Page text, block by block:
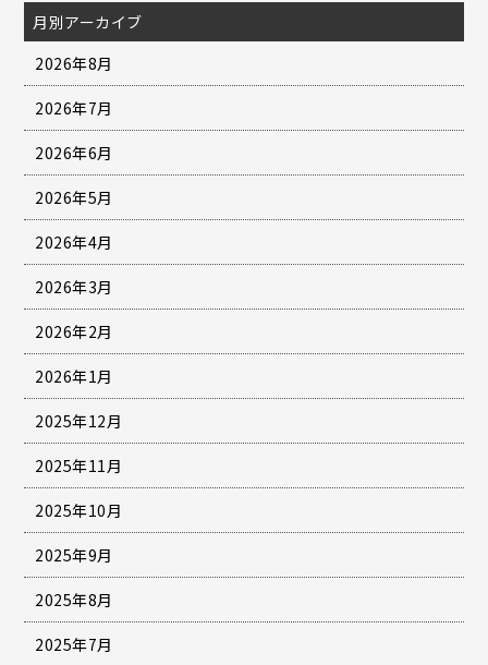
月別アーカイブ
2026年8月
2026年7月
2026年6月
2026年5月
2026年4月
2026年3月
2026年2月
2026年1月
2025年12月
2025年11月
2025年10月
2025年9月
2025年8月
2025年7月